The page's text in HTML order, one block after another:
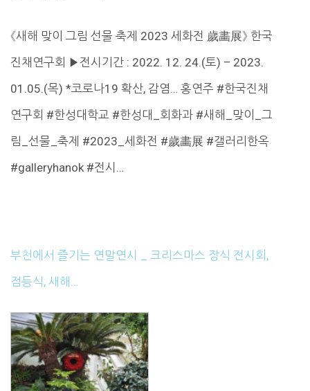
《새해 맞이 그림 선물 축제 2023 세화전 歲畵展》 한국
진채연구회 ▶전시기간 : 2022. 12. 24.(토) – 2023.
01.05.(목) *코로나19 확산, 감염… 홍연주 #한국진채
연구회 #한성대학교 #한성대_회화과 #새해_맞이_그
림_선물_축제 #2023_세화전 #歲畵展 #갤러리한옥
#galleryhanok #전시…
부천에서 즐기는 연말연시 _ 크리스마스 장식 전시회,
점등식, 새해…